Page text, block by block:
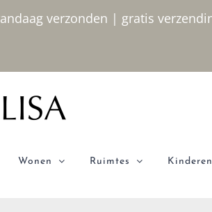
verzonden | gratis
Wonen Ruimtes Kinderen